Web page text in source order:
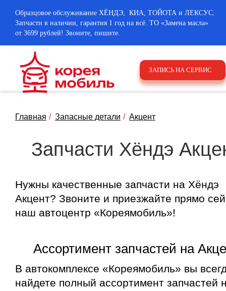
Образцовое обслуживание ХЁНДЭ, КИА, ТОЙОТА и ЛЕКСУС.
Запчасти в наличии, гарантия 1 год на всё. ТО «Замена масла»
от 3699 рублей! Звоните, пишите.
ЗАПИСЬ НА СЕРВИС
Главная Запасные детали Акцент
Запчасти Хёндэ
Нужны качественные запчасти на Хёндэ
Акцент? Звоните и приезжайте прямо
наш автоцентр «Кореямобиль»!
Ассортимент запчастей на
В автокомплексе «Кореямобиль» вы
найдете полный ассортимент запчастей